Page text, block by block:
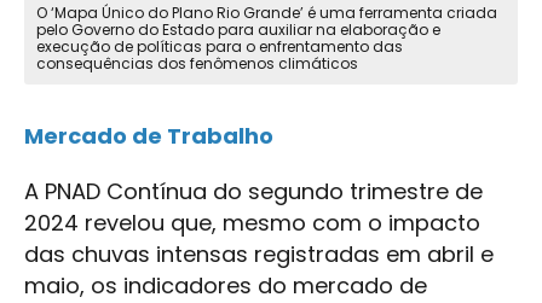
O ‘Mapa Único do Plano Rio Grande’ é uma ferramenta criada
pelo Governo do Estado para auxiliar na elaboração e
execução de políticas para o enfrentamento das
consequências dos fenômenos climáticos
Mercado de Trabalho
A PNAD Contínua do segundo trimestre de
2024 revelou que, mesmo com o impacto
das chuvas intensas registradas em abril e
maio, os indicadores do mercado de